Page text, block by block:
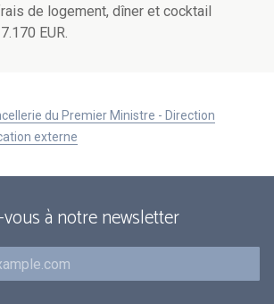
de logement, dîner et cocktail
EUR.
du Premier Ministre - Direction
externe
à notre newsletter